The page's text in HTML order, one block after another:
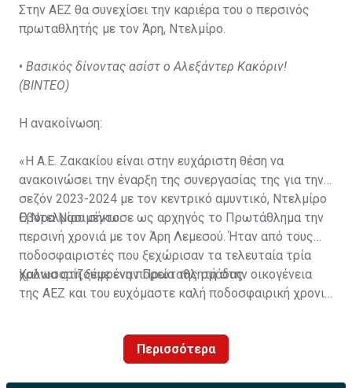
Στην ΑΕΖ θα συνεχίσει την καριέρα του ο περσινός
πρωταθλητής με τον Άρη, Ντελμίρο.
• Βασικός δίνοντας ασίστ ο Αλεξάντερ Κακόριν!
(ΒΙΝΤΕΟ)
Η ανακοίνωση:
«Η Α.Ε. Ζακακίου είναι στην ευχάριστη θέση να
ανακοινώσει την έναρξη της συνεργασίας της για την
σεζόν 2023-2024 με τον κεντρικό αμυντικό, Ντελμίρο
Έβορα Νασιμέντο.
Ο Ντελμίρο σήκωσε ως αρχηγός το Πρωτάθλημα την
περσινή χρονιά με τον Άρη Λεμεσού. Ήταν από τους
ποδοσφαιριστές που ξεχώρισαν τα τελευταία τρία
χρόνια στη ξέφρενη πορεία της ομάδας.
Καλωσορίζουμε έναν Πρωταθλητή στην οικογένεια
της ΑΕΖ και του ευχόμαστε καλή ποδοσφαιρική χρονιά
Περισσότερα